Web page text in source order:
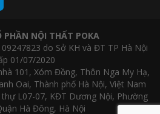
PHẦN NỘI THẤT POKA
do Sở KH và ĐT TP Hà Nội
01/07/2020
101, Xóm Đồng, Thôn Nga My Hạ,
Oai, Thành phố Hà Nội, Việt Nam
L07-07, KĐT Dương Nội, Phường
Hà Đông, Hà Nội